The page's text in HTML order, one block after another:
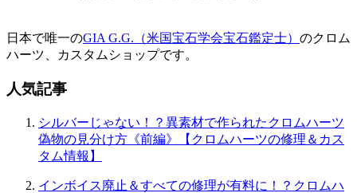
日本で唯一のGIA G.G.（米国宝石学会宝石鑑定士） のクロム
ハーツ、カスタムショップです。
人気記事
シルバーじゃない！？異素材で作られたクロムハーツ
偽物の見分け方《前編》【クロムハーツの修理＆カス
タム情報】
インボイス廃止＆すべての修理が有料に！？クロムハ